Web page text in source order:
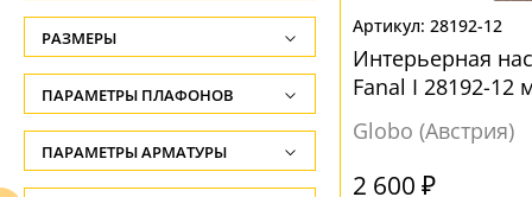
28192-12
Интерьерная
Fanal I 28192-12
Globo (Австрия)
2 600 ₽
РАЗМЕРЫ
Высота, см
-
Ширина, см
-
ПАРАМЕТРЫ ПЛАФОНОВ
ФОРМА ПЛАФОНА
ПАРАМЕТРЫ АРМАТУРЫ